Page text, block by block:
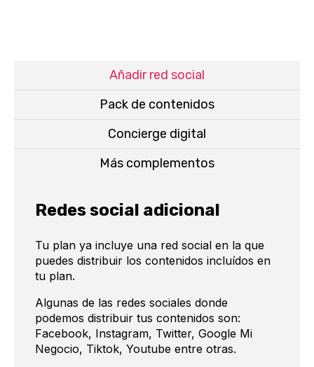
Añadir red social
Pack de contenidos
Concierge digital
Más complementos
Redes social adicional
Tu plan ya incluye una red social en la que
puedes distribuir los contenidos incluídos en
tu plan.
Algunas de las redes sociales donde
podemos distribuir tus contenidos son:
Facebook, Instagram, Twitter, Google Mi
Negocio, Tiktok, Youtube entre otras.